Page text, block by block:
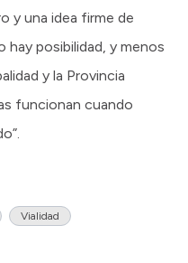
y una idea firme de
hay posibilidad, y menos
y la Provincia
funcionan cuando
Vialidad